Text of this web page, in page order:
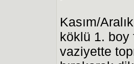
Kasım/
köklü 1. boy
vaziyette